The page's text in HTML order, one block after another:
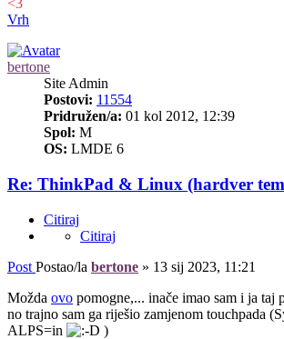
<3
Vrh
bertone
Site Admin
Postovi: 11554
Pridružen/a: 01 kol 2012, 12:39
Spol: M
OS: LMDE 6
Re: ThinkPad & Linux (hardver
Citiraj
Citiraj
Post Postao/la bertone » 13 sij 2023, 11:21
Možda ovo pomogne,... inače imao sam i ja taj
no trajno sam ga riješio zamjenom touchpada
ALPS=in
)